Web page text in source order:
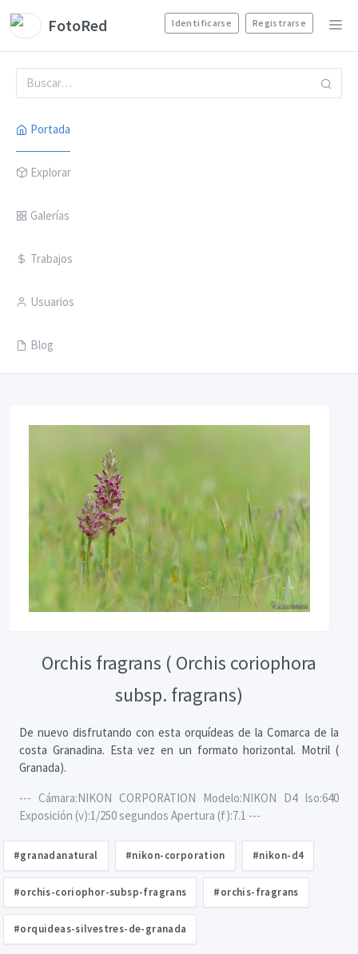
FotoRed Identificarse Registrarse
Portada
Explorar
Galerías
Trabajos
Usuarios
Blog
Orchis fragrans ( Orchis coriophora
subsp. fragrans)
De nuevo disfrutando con esta orquídeas de la Comarca de la
costa Granadina. Esta vez en un formato horizontal. Motril (
Granada).
--- Cámara:NIKON CORPORATION Modelo:NIKON D4 Iso:640
Exposición (v):1/250 segundos Apertura (f):7.1 ---
#granadanatural #nikon-corporation #nikon-d4
#orchis-coriophor-subsp-fragrans #orchis-fragrans
#orquideas-silvestres-de-granada